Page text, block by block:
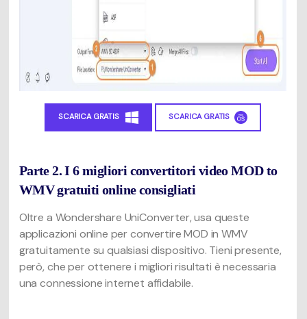
SCARICA GRATIS SCARICA GRATIS
Parte 2. I 6 migliori convertitori video MOD to
WMV gratuiti online consigliati
Oltre a Wondershare UniConverter, usa queste
applicazioni online per convertire MOD in WMV
gratuitamente su qualsiasi dispositivo. Tieni presente,
però, che per ottenere i migliori risultati è necessaria
una connessione internet affidabile.